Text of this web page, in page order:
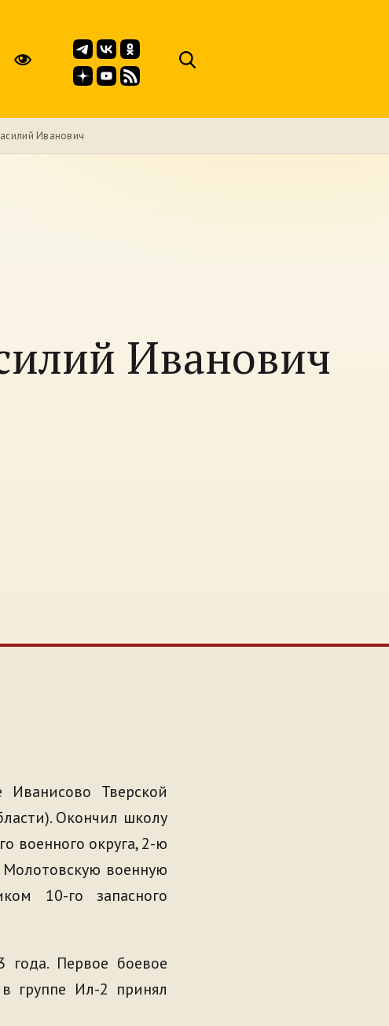
Иванович
Иванович
Тверской
Окончил школу
военного округа, 2-ю
военную
10-го запасного
Первое боевое
группе Ил-2 принял